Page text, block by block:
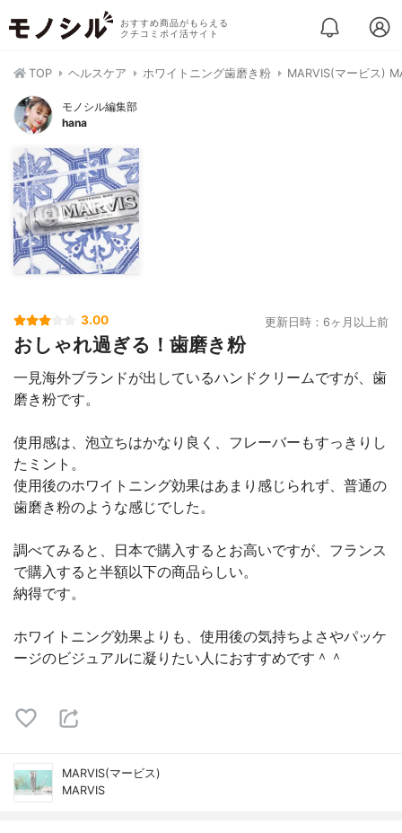
おすすめ商品がもらえる
クチコミポイ活サイト
TOP ヘルスケア ホワイトニング歯磨き粉 MARVIS(マービス)
モノシル編集部
hana
3.00 更新日時：6ヶ月以上前
おしゃれ過ぎる！歯磨き粉
一見海外ブランドが出しているハンドクリームですが、歯
磨き粉です。
使用感は、泡立ちはかなり良く、フレーバーもすっきりし
たミント。
使用後のホワイトニング効果はあまり感じられず、普通の
歯磨き粉のような感じでした。
調べてみると、日本で購入するとお高いですが、フランス
で購入すると半額以下の商品らしい。
納得です。
ホワイトニング効果よりも、使用後の気持ちよさやパッケ
ージのビジュアルに凝りたい人におすすめです＾＾
MARVIS(マービス)
MARVIS